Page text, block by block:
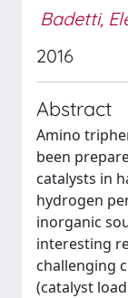
Badetti,
2016
Abstract
Amino
been
catalysts in
hydrogen
inorganic
interesting
challenging
(catalyst